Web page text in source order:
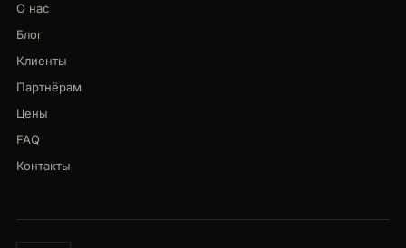
О нас
Блог
Клиенты
Партнёрам
Цены
FAQ
Контакты